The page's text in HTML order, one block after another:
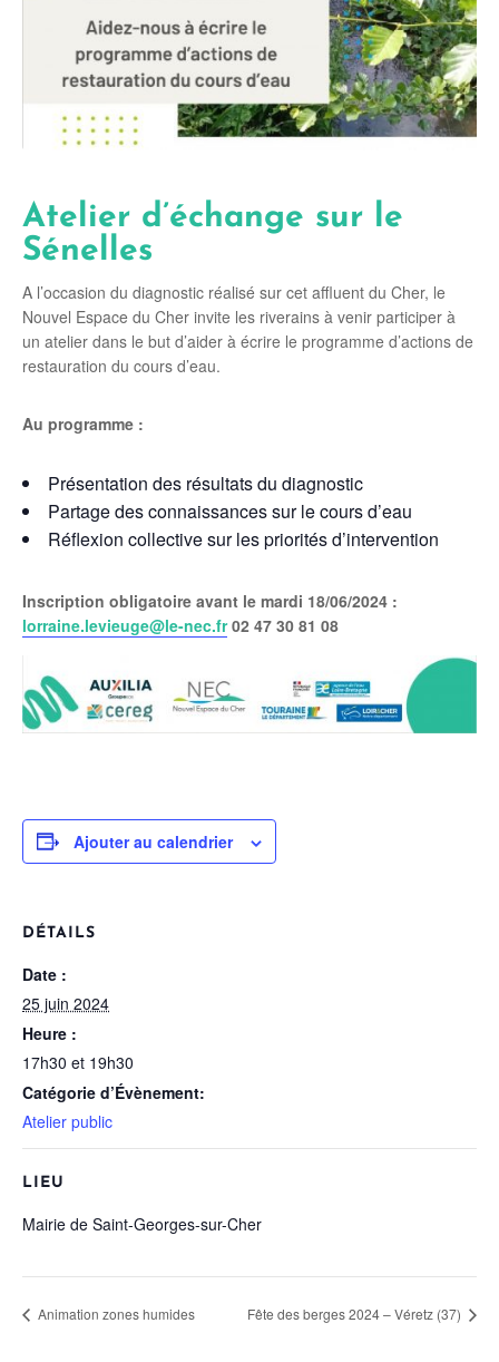
Atelier d’échange sur le
Sénelles
A l’occasion du diagnostic réalisé sur cet affluent du Cher, le
Nouvel Espace du Cher invite les riverains à venir participer à
un atelier dans le but d’aider à écrire le programme d’actions de
restauration du cours d’eau.
Au programme :
Présentation des résultats du diagnostic
Partage des connaissances sur le cours d’eau
Réflexion collective sur les priorités d’intervention
Inscription obligatoire avant le mardi 18/06/2024 :
lorraine.levieuge@le-nec.fr 02 47 30 81 08
Ajouter au calendrier
DÉTAILS
Date :
25 juin 2024
Heure :
17h30 et 19h30
Catégorie d’Évènement:
Atelier public
LIEU
Mairie de Saint-Georges-sur-Cher
Animation zones humides Fête des berges 2024 – Véretz (37)